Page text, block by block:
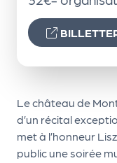
Le château de
d’un récital
met à l’honneur
public une soirée
vr
e
le
PR
O
G!
N